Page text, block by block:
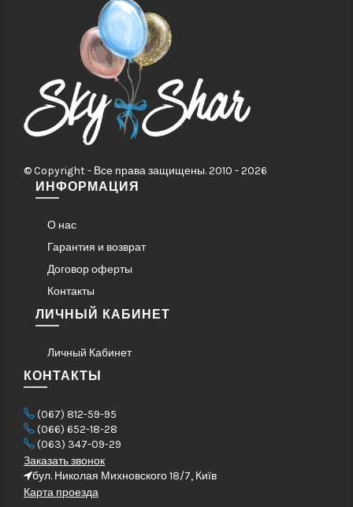
© Copyright - Все права защищены. 2010 - 2026
ИНФОРМАЦИЯ
О нас
Гарантия и возврат
Договор оферты
Контакты
ЛИЧНЫЙ КАБИНЕТ
Личный Кабинет
КОНТАКТЫ
(067) 812-59-95
(066) 652-18-28
(063) 347-09-29
Заказать звонок
бул. Николая Михновского 18/7, Київ
Карта проезда